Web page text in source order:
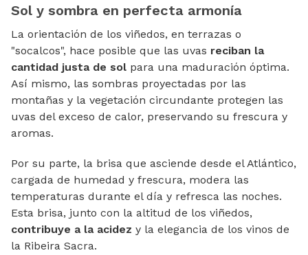
Sol y sombra en perfecta armonía
La orientación de los viñedos, en terrazas o
"socalcos", hace posible que las uvas reciban la
cantidad justa de sol para una maduración óptima.
Así mismo, las sombras proyectadas por las
montañas y la vegetación circundante protegen las
uvas del exceso de calor, preservando su frescura y
aromas.
Por su parte, la brisa que asciende desde el Atlántico,
cargada de humedad y frescura, modera las
temperaturas durante el día y refresca las noches.
Esta brisa, junto con la altitud de los viñedos,
contribuye a la acidez y la elegancia de los vinos de
la Ribeira Sacra.